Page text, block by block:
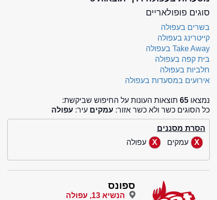
סוגים פופולאריים
בשרים בעפולה
קייטרינג בעפולה
Take Away בעפולה
בית קפה בעפולה
חלביות בעפולה
אירועים במסעדות בעפולה
נמצאו 65 תוצאות העונות על החיפוש שביקשת:
כל הסוגים כשר ולא כשר אזור: עמקים עיר: עפולה
הסרת מסננים
עמקים
עפולה
ספונס
הנשיא 13, עפולה